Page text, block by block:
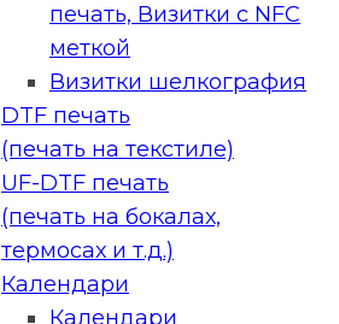
печать, Визитки с NFC
меткой
Визитки шелкография
DTF печать
(печать на текстиле)
UF-DTF печать
(печать на бокалах,
термосах и т.д.)
Календари
Календари